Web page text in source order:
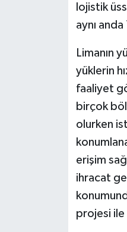
lojistik
aynı
Limanın
yüklerin
faaliyet
birçok
olurken
erişim
ihracat
projesi ile